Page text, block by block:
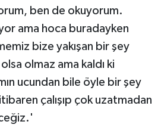
ben de okuyorum.
ama hoca buradayken
bize yakışan bir şey
olmaz ama kaldı ki
ucundan bile öyle bir şey
çalışıp çok uzatmadan